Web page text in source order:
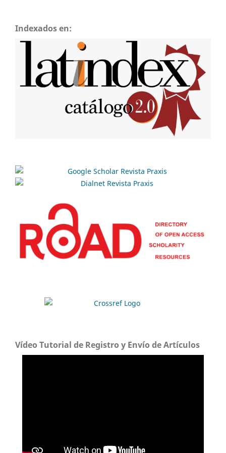
Indexados en:
Vídeo Tutorial de Registro y Envío de Artículos